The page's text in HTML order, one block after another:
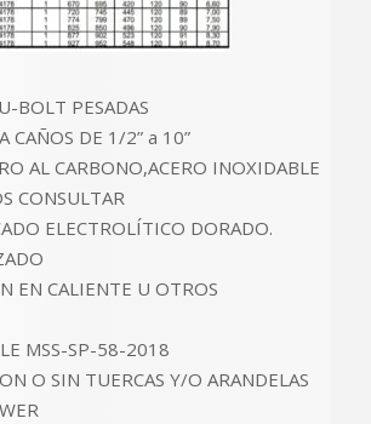
BOLT PESADAS
CAÑOS DE 1/2” a 10”
AL CARBONO,ACERO INOXIDABLE
CONSULTAR
ELECTROLÍTICO DORADO.
EN CALIENTE U OTROS
MSS-SP-58-2018
O SIN TUERCAS Y/O ARANDELAS